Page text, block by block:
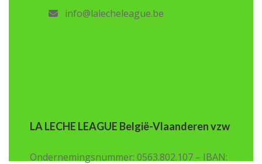
info@lalecheleague.be
LA LECHE LEAGUE België-Vlaanderen vzw
Ondernemingsnummer: 0563.802.107 – IBAN: